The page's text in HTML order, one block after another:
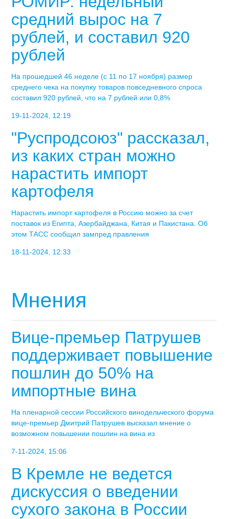
средний вырос на 7
рублей, и составил 920
рублей
На прошедшей 46 неделе (с 11 по 17 ноября) размер
среднего чека на покупку товаров повседневного спроса
составил 920 рублей, что на 7 рублей или 0,8%
19-11-2024, 12:19
"Руспродсоюз" рассказал,
из каких стран можно
нарастить импорт
картофеля
Нарастить импорт картофеля в Россию можно за счет
поставок из Египта, Азербайджана, Китая и Пакистана. Об
этом ТАСС сообщил зампред правления
18-11-2024, 12:33
Мнения
Вице-премьер Патрушев
поддерживает повышение
пошлин до 50% на
импортные вина
На пленарной сессии Российского винодельческого форума
вице-премьер Дмитрий Патрушев высказал мнение о
возможном повышении пошлин на вина из
7-11-2024, 15:06
В Кремле не ведется
дискуссия о введении
сухого закона в России